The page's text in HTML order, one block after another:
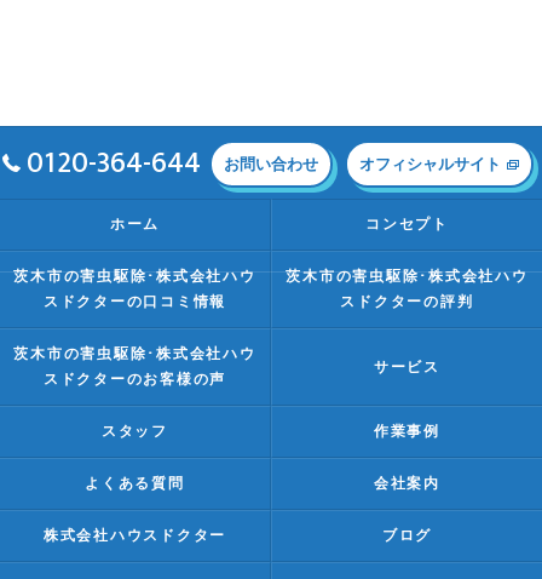
0120-364-644 お問い合わせ オフィシャルサイト
ホーム コンセプト
茨木市の害虫駆除･株式会社ハウ
スドクターの口コミ情報
茨木市の害虫駆除･株式会社ハウ
スドクターの評判
茨木市の害虫駆除･株式会社ハウ
スドクターのお客様の声
サービス
スタッフ 作業事例
よくある質問 会社案内
株式会社ハウスドクター ブログ